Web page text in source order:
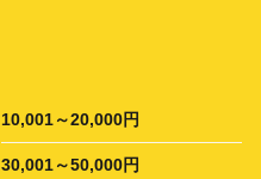
10,001～20,000円
30,001～50,000円